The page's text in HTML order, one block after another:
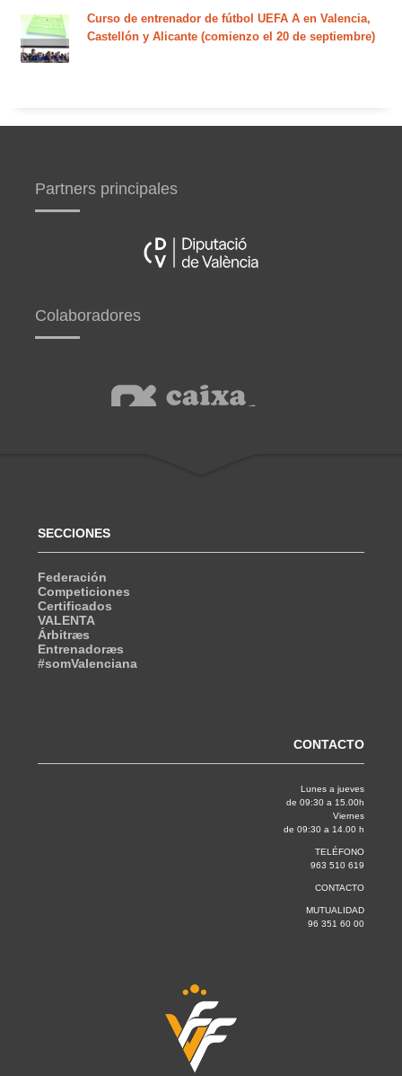
Curso de entrenador de fútbol UEFA A en Valencia,
Castellón y Alicante (comienzo el 20 de septiembre)
Partners principales
Colaboradores
SECCIONES
Federación
Competiciones
Certificados
VALENTA
Árbitræs
Entrenadoræs
#somValenciana
CONTACTO
Lunes a jueves
de 09:30 a 15.00h
Viernes
de 09:30 a 14.00 h
TELÉFONO
963 510 619
CONTACTO
MUTUALIDAD
96 351 60 00